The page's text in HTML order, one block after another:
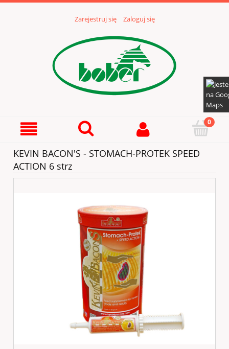
Zarejestruj się Zaloguj się
KEVIN BACON'S - STOMACH-PROTEK SPEED
ACTION 6 strz